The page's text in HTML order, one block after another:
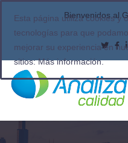
Bienvenidos al
Esta página utiliza cookies y
tecnologías para que
mejorar su experiencia en
sitios:Más información.